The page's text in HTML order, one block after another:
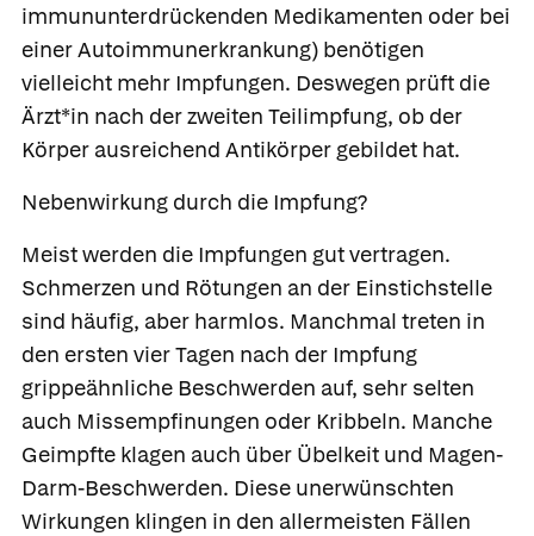
immununterdrückenden Medikamenten oder bei
einer Autoimmunerkrankung) benötigen
vielleicht mehr Impfungen. Deswegen prüft die
Ärzt*in nach der zweiten Teilimpfung, ob der
Körper ausreichend Antikörper gebildet hat.
Nebenwirkung durch die Impfung?
Meist werden die Impfungen gut vertragen.
Schmerzen und Rötungen an der Einstichstelle
sind häufig, aber harmlos. Manchmal treten in
den ersten vier Tagen nach der Impfung
grippeähnliche Beschwerden auf, sehr selten
auch Missempfinungen oder Kribbeln. Manche
Geimpfte klagen auch über Übelkeit und Magen-
Darm-Beschwerden. Diese unerwünschten
Wirkungen klingen in den allermeisten Fällen